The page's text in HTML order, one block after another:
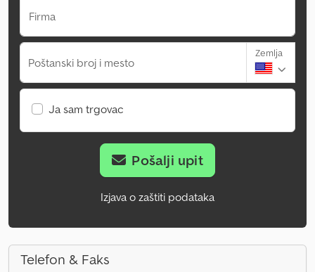
Firma
Poštanski broj i mesto
Zemlja
Ja sam trgovac
Pošalji upit
Izjava o zaštiti podataka
Telefon & Faks